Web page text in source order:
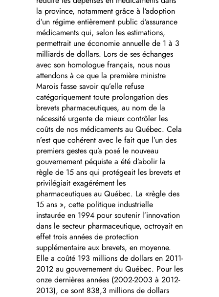
la province, notamment grâce à l’adoption
d’un régime entièrement public d’assurance
médicaments qui, selon les estimations,
permettrait une économie annuelle de 1 à 3
milliards de dollars. Lors de ses échanges
avec son homologue français, nous nous
attendons à ce que la première ministre
Marois fasse savoir qu’elle refuse
catégoriquement toute prolongation des
brevets pharmaceutiques, au nom de la
nécessité urgente de mieux contrôler les
coûts de nos médicaments au Québec. Cela
n’est que cohérent avec le fait que l’un des
premiers gestes qu’a posé le nouveau
gouvernement péquiste a été d’abolir la
règle de 15 ans qui protégeait les brevets et
privilégiait exagérément les
pharmaceutiques au Québec. La «règle des
15 ans », cette politique industrielle
instaurée en 1994 pour soutenir l’innovation
dans le secteur pharmaceutique, octroyait en
effet trois années de protection
supplémentaire aux brevets, en moyenne.
Elle a coûté 193 millions de dollars en 2011-
2012 au gouvernement du Québec. Pour les
onze dernières années (2002-2003 à 2012-
2013), ce sont 838,3 millions de dollars